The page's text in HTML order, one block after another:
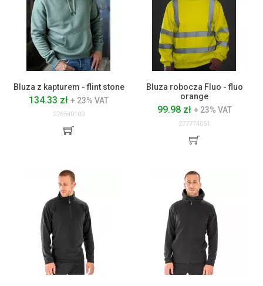
Bluza z kapturem - flint stone
134.33 zł + 23% VAT
276540103
Bluza robocza Fluo - fluo
orange
99.98 zł + 23% VAT
277774051